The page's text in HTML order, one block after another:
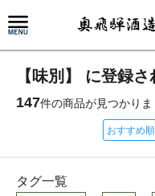
【味別】 に登録
147件の商品が見つかりま
おすすめ順
タグ一覧